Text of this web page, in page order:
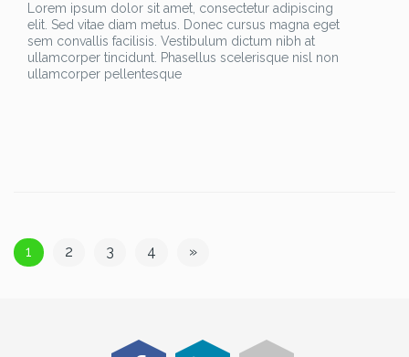
Lorem ipsum dolor sit amet, consectetur adipiscing
elit. Sed vitae diam metus. Donec cursus magna eget
sem convallis facilisis. Vestibulum dictum nibh at
ullamcorper tincidunt. Phasellus scelerisque nisl non
ullamcorper pellentesque
1 2 3 4 »